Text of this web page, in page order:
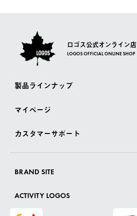
ロゴス公式オンライン店
LOGOS OFFICIAL ONLINE SHOP
製品ラインナップ
マイページ
カスタマーサポート
BRAND SITE
ACTIVITY LOGOS